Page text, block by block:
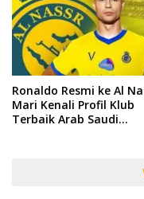
Ronaldo Resmi ke Al
Mari Kenali Profil Klub
Terbaik Arab Saudi